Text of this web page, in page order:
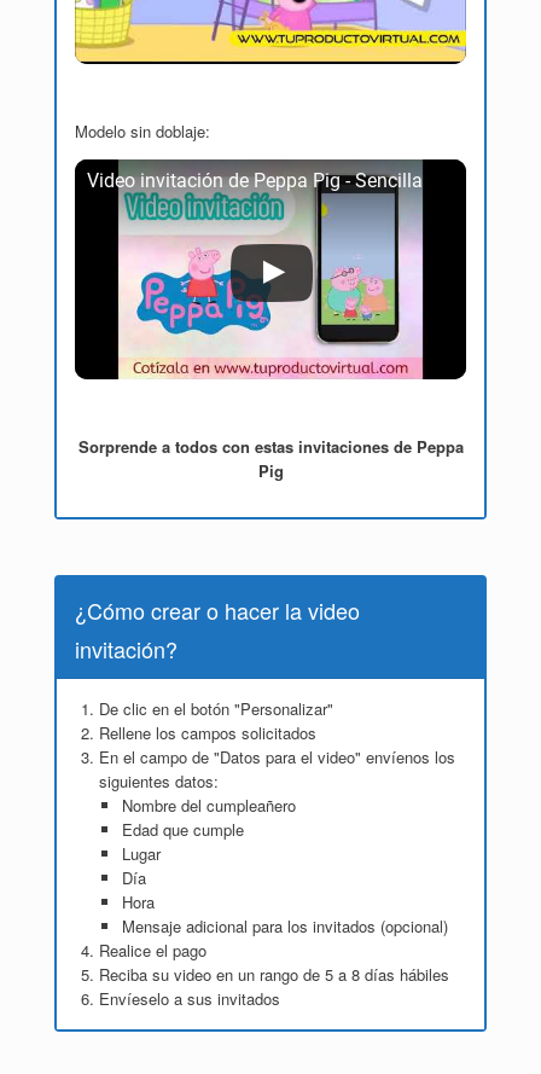
Modelo sin doblaje:
Video invitación de Peppa Pig - Sencilla
Sorprende a todos con estas invitaciones de Peppa
Pig
¿Cómo crear o hacer la video
invitación?
De clic en el botón "Personalizar"
Rellene los campos solicitados
En el campo de "Datos para el video" envíenos los
siguientes datos:
Nombre del cumpleañero
Edad que cumple
Lugar
Día
Hora
Mensaje adicional para los invitados (opcional)
Realice el pago
Reciba su video en un rango de 5 a 8 días hábiles
Envíeselo a sus invitados